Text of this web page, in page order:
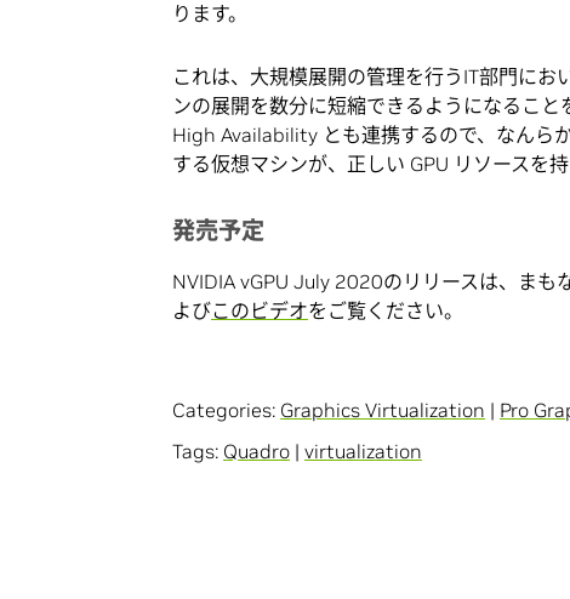
ります。
これは、大規模展開の管理を行うIT部門に
ンの展開を数分に短縮できるようになるこ
High Availability とも連携するので、なんら
する仮想マシンが、正しい GPU リソースを
発売予定
NVIDIA vGPU July 2020のリリースは、まも
よびこのビデオをご覧ください。
Categories: Graphics Virtualization | Pro
Tags: Quadro | virtualization